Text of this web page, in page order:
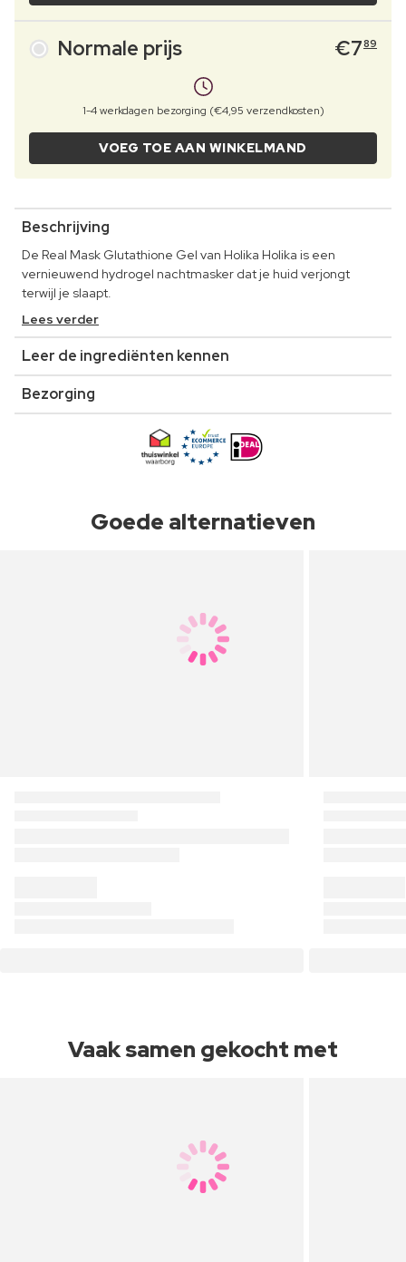
Normale prijs €789
1-4 werkdagen bezorging (€4,95 verzendkosten)
VOEG TOE AAN WINKELMAND
Beschrijving
De Real Mask Glutathione Gel van Holika Holika is een
vernieuwend hydrogel nachtmasker dat je huid verjongt
terwijl je slaapt.
Lees verder
Leer de ingrediënten kennen
Bezorging
Goede alternatieven
Vaak samen gekocht met